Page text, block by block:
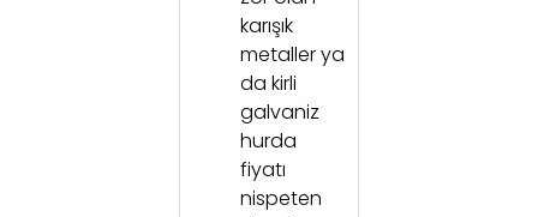
karışık
metaller ya
da kirli
galvaniz
hurda
fiyatı
nispeten